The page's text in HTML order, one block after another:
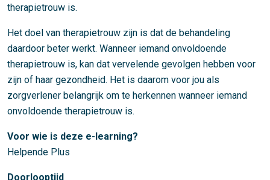
therapietrouw is.
Het doel van therapietrouw zijn is dat de behandeling
daardoor beter werkt. Wanneer iemand onvoldoende
therapietrouw is, kan dat vervelende gevolgen hebben voor
zijn of haar gezondheid. Het is daarom voor jou als
zorgverlener belangrijk om te herkennen wanneer iemand
onvoldoende therapietrouw is.
Voor wie is deze e-learning?
Helpende Plus
Doorlooptijd